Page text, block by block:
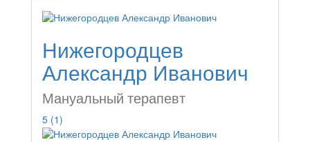
Нижегородцев
Александр Иванович
Мануальный терапевт
5 (1)